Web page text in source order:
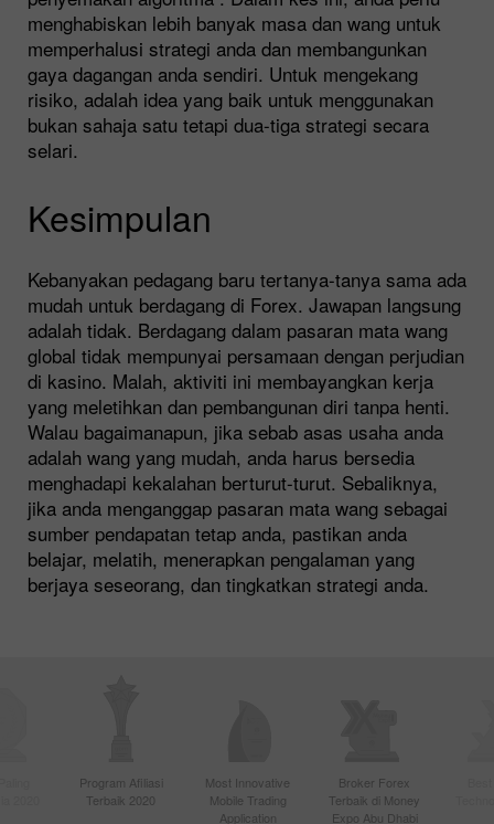
menghabiskan lebih banyak masa dan wang untuk
memperhalusi strategi anda dan membangunkan
gaya dagangan anda sendiri. Untuk mengekang
risiko, adalah idea yang baik untuk menggunakan
bukan sahaja satu tetapi dua-tiga strategi secara
selari.
Kesimpulan
Kebanyakan pedagang baru tertanya-tanya sama ada
mudah untuk berdagang di Forex. Jawapan langsung
adalah tidak. Berdagang dalam pasaran mata wang
global tidak mempunyai persamaan dengan perjudian
di kasino. Malah, aktiviti ini membayangkan kerja
yang meletihkan dan pembangunan diri tanpa henti.
Walau bagaimanapun, jika sebab asas usaha anda
adalah wang yang mudah, anda harus bersedia
menghadapi kekalahan berturut-turut. Sebaliknya,
jika anda menganggap pasaran mata wang sebagai
sumber pendapatan tetap anda, pastikan anda
belajar, melatih, menerapkan pengalaman yang
berjaya seseorang, dan tingkatkan strategi anda.
Program Afiliasi
Terbaik 2020
Most Innovative
Mobile Trading
Application
Broker Forex
Terbaik di Money
Expo Abu Dhabi